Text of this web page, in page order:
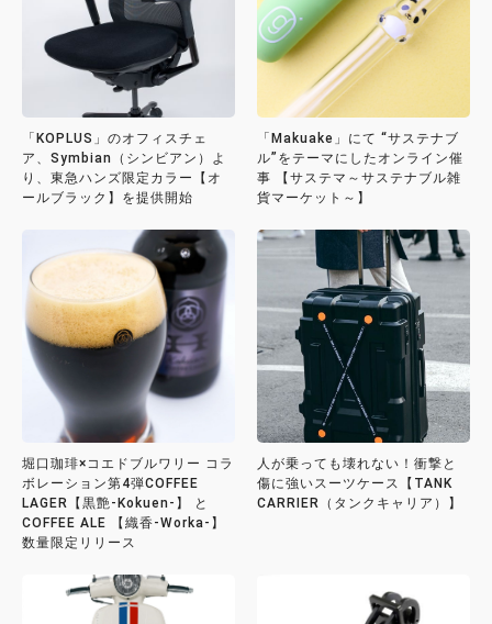
「KOPLUS」のオフィスチェ
ア、Symbian（シンビアン）よ
り、東急ハンズ限定カラー【オ
ールブラック】を提供開始
「Makuake」にて “サステナブ
ル”をテーマにしたオンライン催
事 【サステマ～サステナブル雑
貨マーケット～】
堀口珈琲×コエドブルワリー コラ
ボレーション第4弾COFFEE
LAGER【黒艶-Kokuen-】 と
COFFEE ALE 【織香-Worka-】
数量限定リリース
人が乗っても壊れない！衝撃と
傷に強いスーツケース【TANK
CARRIER（タンクキャリア）】